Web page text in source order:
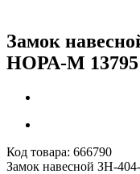
Замок
НОРА-М 13795
Код товара: 666790
Замок навесной ЗН-